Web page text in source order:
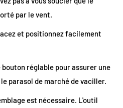
par le vent.
et positionnez facilement
bouton réglable pour assurer une
parasol de marché de vaciller.
est nécessaire. L'outil